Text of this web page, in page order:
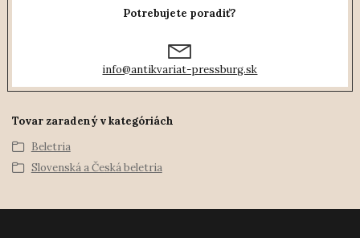
Potrebujete poradiť?
info@antikvariat-pressburg.sk
Tovar zaradený v kategóriách
Beletria
Slovenská a Česká beletria